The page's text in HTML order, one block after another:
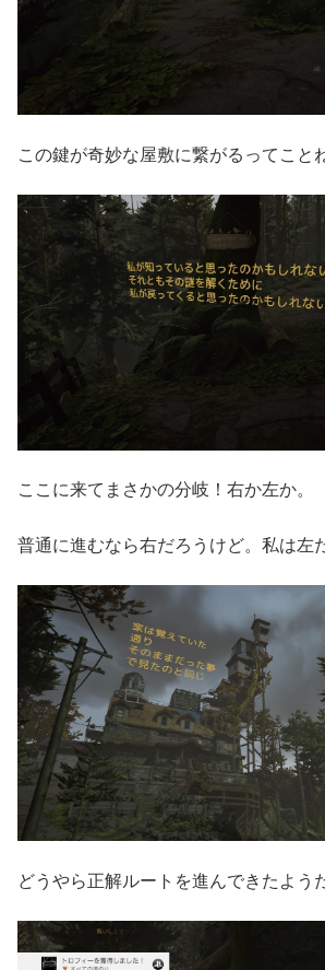
この鍵が奇妙な屋敷に繋がるってこと
ここに来てまさかの分岐！右か左か。
普通に進むなら右だろうけど。私は左
どうやら正解ルートを進んできたよう